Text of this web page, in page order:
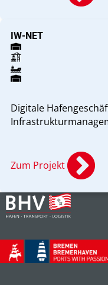
IW-NET
Digitale
Zum Projekt